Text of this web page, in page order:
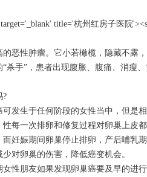
性肿瘤。它小若橄榄，隐藏不露
杀手”，患者出现腹胀、腹痛、消瘦
?
生于任何阶段的女性当中，但是
每一次排卵和修复过程对卵巢上皮
妊娠期间卵巢停止排卵，产后哺乳
对卵巢的伤害，降低癌变机会。
朋友如果发现卵巢癌要及早的进